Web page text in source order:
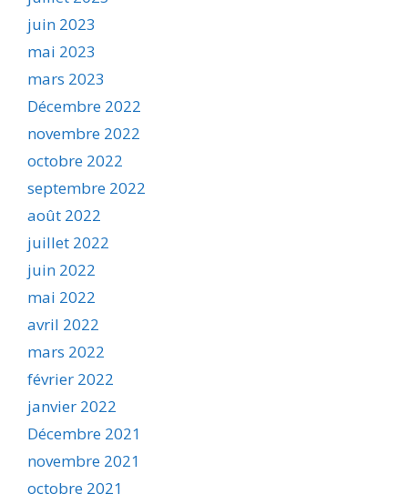
juin 2023
mai 2023
mars 2023
Décembre 2022
novembre 2022
octobre 2022
septembre 2022
août 2022
juillet 2022
juin 2022
mai 2022
avril 2022
mars 2022
février 2022
janvier 2022
Décembre 2021
novembre 2021
octobre 2021